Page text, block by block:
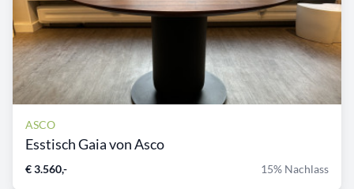
ASCO
Esstisch Gaia von Asco
€ 3.560,- 15% Nachlass